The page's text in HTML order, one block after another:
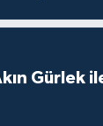
Gürlek